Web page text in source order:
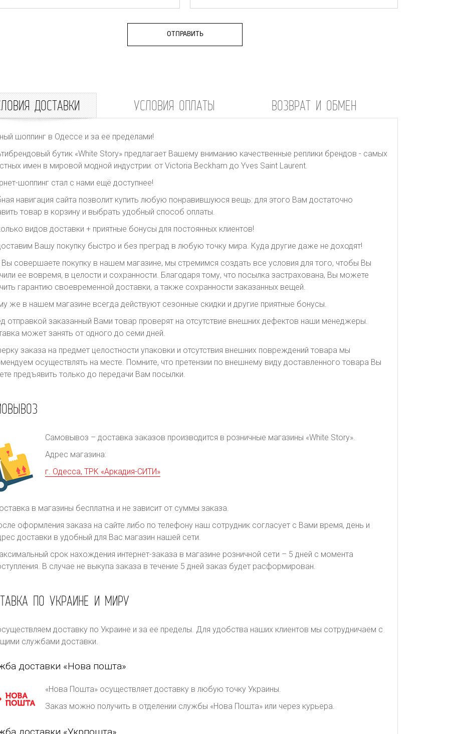
ОТПРАВИТЬ
ДОСТАВКИ УСЛОВИЯ ОПЛАТЫ ВОЗВРАТ И ОБМЕН
шоппинг в Одессе и за ее пределами!
бутик «White Story» предлагает Вашему вниманию качественные реплики брендов - самых
имен в мировой модной индустрии: от Victoria Beckham до Yves Saint Laurent.
шоппинг стал с нами ещё доступнее!
навигация сайта позволит купить любую понравившуюся вещь: для этого Вам достаточно
товар в корзину и выбрать удобный способ оплаты.
видов доставки + приятные бонусы для постоянных клиентов!
Вашу покупку быстро и без преград в любую точку мира. Куда другие даже не доходят!
Вы совершаете покупку в нашем магазине, мы стремимся создать все условия для того, чтобы Вы
ее вовремя, в целости и сохранности. Благодаря тому, что посылка застрахована, Вы можете
гарантию своевременной доставки, а также сохранности заказанных вещей.
же в нашем магазине всегда действуют сезонные скидки и другие приятные бонусы.
отправкой заказанный Вами товар проверят на отсутствие внешних дефектов наши менеджеры.
может занять от одного до семи дней.
заказа на предмет целостности упаковки и отсутствия внешних повреждений товара мы
осуществлять на месте. Помните, что претензии по внешнему виду доставленного товара Вы
предъявить только до передачи Вам посылки.
Самовывоз – доставка заказов производится в розничные магазины «White Story».
Адрес магазина:
г. Одесса, ТРК «Аркадия-СИТИ»
в магазины бесплатна и не зависит от суммы заказа.
оформления заказа на сайте либо по телефону наш сотрудник согласует с Вами время, день и
доставки в удобный для Вас магазин нашей сети.
срок нахождения интернет-заказа в магазине розничной сети – 5 дней с момента
В случае не выкупа заказа в течение 5 дней заказ будет расформирован.
ПО УКРАИНЕ И МИРУ
доставку по Украине и за ее пределы. Для удобства наших клиентов мы сотрудничаем с
службами доставки.
доставки «Нова пошта»
«Нова Пошта» осуществляет доставку в любую точку Украины.
Заказ можно получить в отделении службы «Нова Пошта» или через курьера.